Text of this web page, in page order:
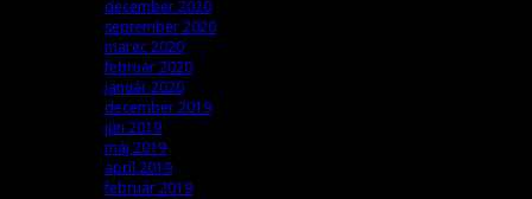
december 2020
september 2020
marec 2020
február 2020
január 2020
december 2019
jún 2019
máj 2019
apríl 2019
február 2019